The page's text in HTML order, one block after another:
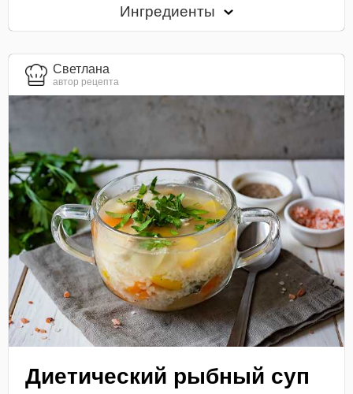
Ингредиенты
Светлана
автор рецепта
Диетический рыбный суп